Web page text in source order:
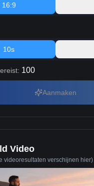
16:9
10s
: 100
Aanmaken
Video
videoresultaten verschijnen hier)